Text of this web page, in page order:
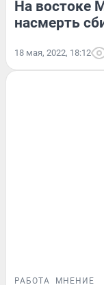
На востоке
насмерть
18 мая, 2022, 18:12
РАБОТА МНЕНИЕ